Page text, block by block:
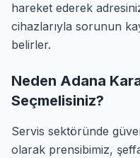
hareket ederek
cihazlarıyla sorunun
belirler.
Neden Adana
Seçmelisiniz?
Servis sektöründe
olarak prensibimiz,